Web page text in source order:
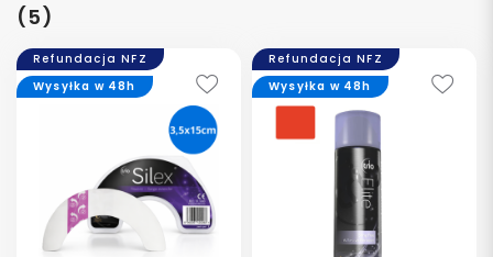
(5)
Refundacja NFZ
Wysyłka w 48h
Refundacja NFZ
Wysyłka w 48h